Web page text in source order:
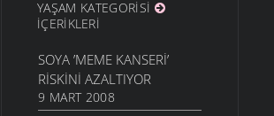
YAŞAM KATEGORISI
İÇERIKLERI
SOYA ’MEME KANSERI’
RISKINI AZALTIYOR
9 MART 2008